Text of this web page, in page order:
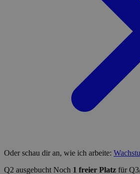
Oder schau dir an, wie ich arbeite:
Q2 ausgebucht Noch 1 freier Platz für